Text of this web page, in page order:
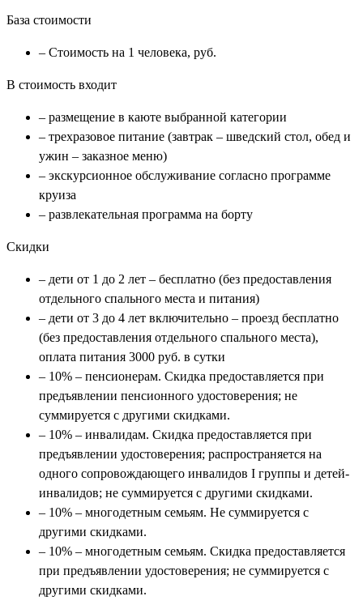
База стоимости
– Стоимость на 1 человека, руб.
В стоимость входит
– размещение в каюте выбранной категории
– трехразовое питание (завтрак – шведский стол, обед и
ужин – заказное меню)
– экскурсионное обслуживание согласно программе
круиза
– развлекательная программа на борту
Скидки
– дети от 1 до 2 лет – бесплатно (без предоставления
отдельного спального места и питания)
– дети от 3 до 4 лет включительно – проезд бесплатно
(без предоставления отдельного спального места),
оплата питания 3000 руб. в сутки
– 10% – пенсионерам. Скидка предоставляется при
предъявлении пенсионного удостоверения; не
суммируется с другими скидками.
– 10% – инвалидам. Скидка предоставляется при
предъявлении удостоверения; распространяется на
одного сопровождающего инвалидов I группы и детей-
инвалидов; не суммируется с другими скидками.
– 10% – многодетным семьям. Не суммируется с
другими скидками.
– 10% – многодетным семьям. Скидка предоставляется
при предъявлении удостоверения; не суммируется с
другими скидками.